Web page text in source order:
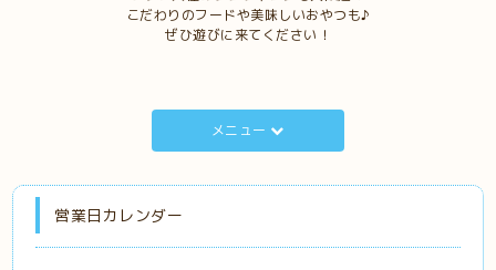
こだわりのフードや美味しいおやつも♪
ぜひ遊びに来てください！
メニュー
営業日カレンダー